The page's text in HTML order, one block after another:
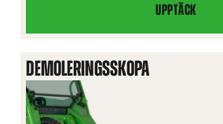
UPPTÄCK
GREPSKOPA
DEMOLERINGSSKOPA